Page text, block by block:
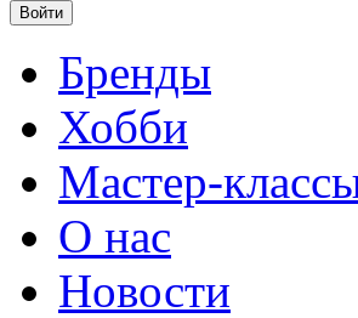
Бренды
Хобби
Мастер-
О нас
Новости